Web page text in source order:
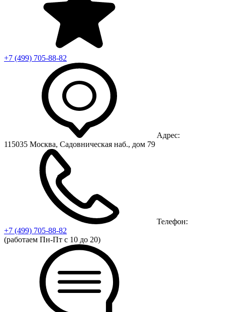
+7 (499) 705-88-82
Адрес:
115035 Москва, Садовническая наб., дом 79
Телефон:
+7 (499) 705-88-82
(работаем Пн-Пт с 10 до 20)